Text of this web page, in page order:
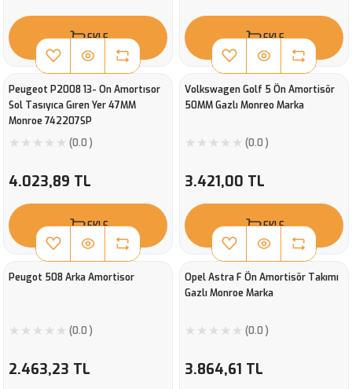
EKLE EKLE
Peugeot P2008 13- On Amortısor
Sol Tasıyıca Gıren Yer 47MM
Monroe 742207SP
(0.0 )
4.023,89 TL
EKLE
Volkswagen Golf 5 Ön Amortisör
50MM Gazlı Monreo Marka
(0.0 )
3.421,00 TL
EKLE
Peugot 508 Arka Amortisor
(0.0 )
2.463,23 TL
Opel Astra F Ön Amortisör Takımı
Gazlı Monroe Marka
(0.0 )
3.864,61 TL